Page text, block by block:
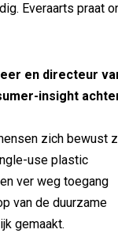
Everaarts praat
en directeur
insight
zich bewust
use plastic
ver weg toegang
van de duurzame
gemaakt.